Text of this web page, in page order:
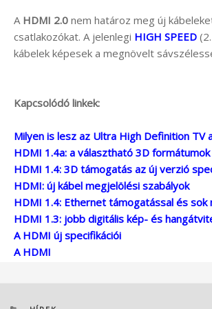
A HDMI 2.0 nem határoz meg új
csatlakozókat. A jelenlegi HIGH SPEED
kábelek képesek a megnövelt
Kapcsolódó linkek:
Milyen is lesz az Ultra High Definition TV
HDMI 1.4a: a választható 3D
HDMI 1.4: 3D támogatás az új verzió
HDMI: új kábel megjelölési szabályok
HDMI 1.4: Ethernet támogatással és sok
HDMI 1.3: jobb digitális kép- és
A HDMI új specifikációi
A HDMI